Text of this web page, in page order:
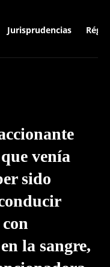
Jurisprudencias
venía
sido
la sangre,